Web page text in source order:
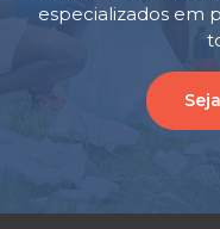
especializados em